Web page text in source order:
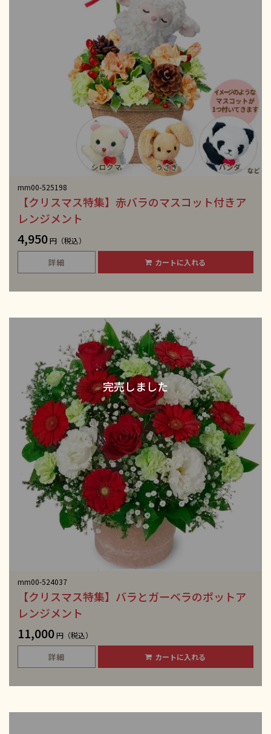
mm00-525198
【クリスマス特集】赤バラのマスコット付きア
レンジメント
4,950円（税込）
詳細 カートに入れる
mm00-524037
【クリスマス特集】バラとガーベラのポットア
レンジメント
11,000円（税込）
詳細 カートに入れる